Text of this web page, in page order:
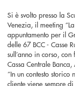
Si è svolto presso la
Venezia, il meeting
appuntamento per il
delle 67 BCC - Casse
sull’anno in corso,
Cassa Centrale
“In un contesto
cliente viene sempre